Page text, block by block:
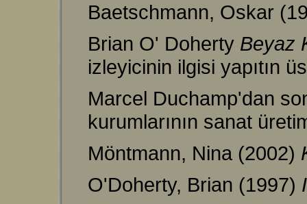
Baetschmann, Oskar
Brian O' Doherty Beyaz
izleyicinin ilgisi yapıtın
Marcel Duchamp'dan
kurumlarının sanat
Möntmann, Nina (2002)
O'Doherty, Brian (1997)